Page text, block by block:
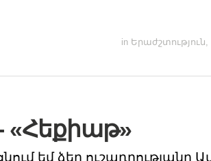
in Երաժշտություն,
«Հեքիաթ»
եմ ձեր ուշադրությանը